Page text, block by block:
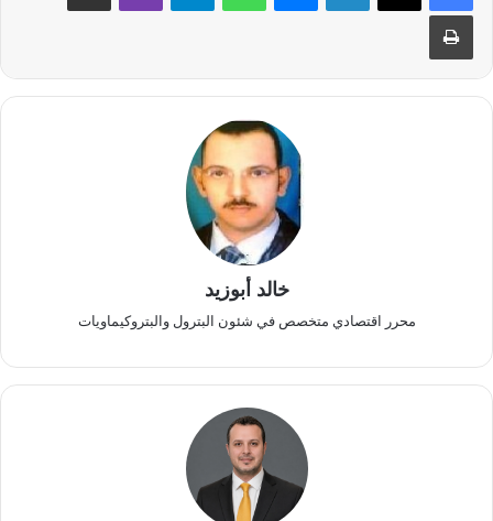
طباعة
خالد أبوزيد
محرر اقتصادي متخصص في شئون البترول والبتروكيماويات